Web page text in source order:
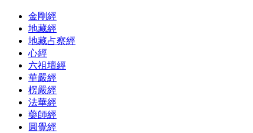
金剛經
地藏經
地藏占察經
心經
六祖壇經
華嚴經
楞嚴經
法華經
藥師經
圓覺經